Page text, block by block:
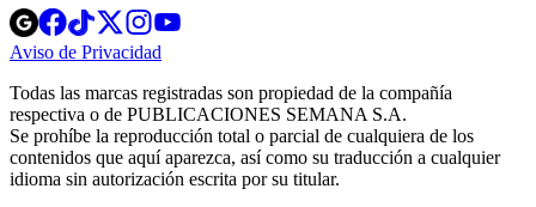
Opens
in
new
Opens
in
new
Opens
in
new
window
Opens
new
windowwindow
Aviso de Privacidad
new
window
Todas las marcas registradas son propiedad de la compañía
respectiva o de PUBLICACIONES SEMANA S.A.
Se prohíbe la reproducción total o parcial de cualquiera de los
contenidos que aquí aparezca, así como su traducción a cualquier
idioma sin autorización escrita por su titular.